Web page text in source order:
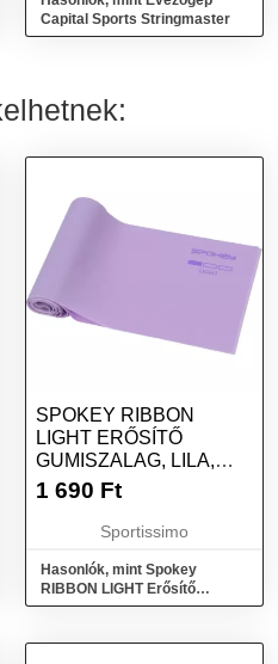
Capital Sports Stringmaster
SPOKEY RIBBON
LIGHT ERŐSÍTŐ
GUMISZALAG, LILA,
MÉRET
1 690 Ft
Sportissimo
Hasonlók, mint Spokey
RIBBON LIGHT Erősítő
gumiszalag, lila, méret